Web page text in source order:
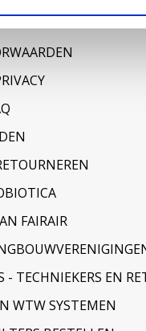
FAIRAIR
- TECHNIEKERS EN
WTW SYSTEMEN